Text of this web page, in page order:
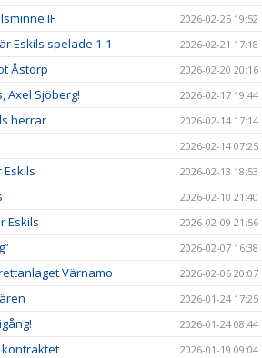
IF 2026-02-25 19:52
Eskils spelade 1-1 2026-02-21 17:18
Åstorp 2026-02-20 20:16
Axel Sjöberg! 2026-02-17 19:44
herrar 2026-02-14 17:14
2026-02-14 07:25
2026-02-13 18:53
2026-02-10 21:40
Eskils 2026-02-09 21:56
2026-02-07 16:38
Värnamo 2026-02-06 20:07
2026-01-24 17:25
2026-01-24 08:44
2026-01-19 09:04